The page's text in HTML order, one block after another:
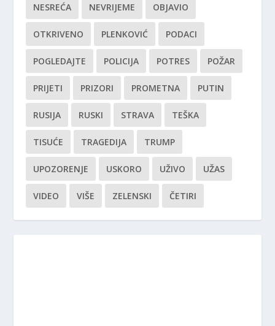
NESREĆA NEVRIJEME OBJAVIO
OTKRIVENO PLENKOVIĆ PODACI
POGLEDAJTE POLICIJA POTRES POŽAR
PRIJETI PRIZORI PROMETNA PUTIN
RUSIJA RUSKI STRAVA TEŠKA
TISUĆE TRAGEDIJA TRUMP
UPOZORENJE USKORO UŽIVO UŽAS
VIDEO VIŠE ZELENSKI ČETIRI